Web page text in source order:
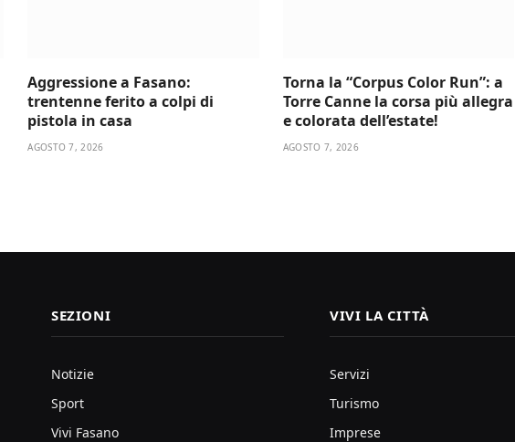
Aggressione a Fasano:
trentenne ferito a colpi di
pistola in casa
AGOSTO 7, 2026
Torna la “Corpus Color Run”: a
Torre Canne la corsa più allegra
e colorata dell’estate!
AGOSTO 7, 2026
SEZIONI
Notizie
Sport
Vivi Fasano
VIVI LA CITTÀ
Servizi
Turismo
Imprese